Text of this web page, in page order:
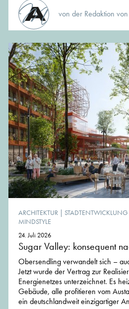
von der Redaktion
ARCHITEKTUR | STADTENTWICKLUNG
MINDSTYLE
24. Juli 2026
Sugar Valley: konsequent
Obersendling verwandelt sich –
Jetzt wurde der Vertrag zur
Energienetzes unterzeichnet. Es
Gebäude, alle profitieren vom
ein deutschlandweit einzigartiger